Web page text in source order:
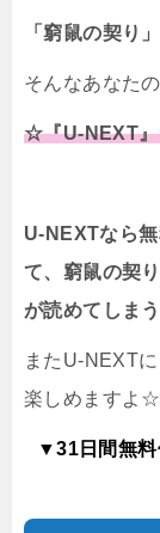
「窮鼠の契り
そんなあなた
☆『U-NEXT
U-NEXTなら
て、窮鼠の契
が読めてしま
またU-NEXT
楽しめますよ☆
▼31日間無料